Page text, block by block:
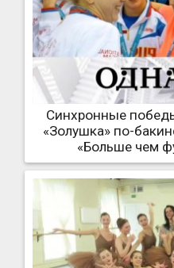
Синхронные
«Золушка» по-
«Больше чем